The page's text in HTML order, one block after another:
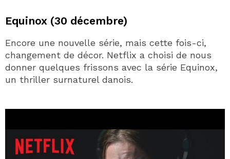
Equinox (30 décembre)
Encore une nouvelle série, mais cette fois-ci,
changement de décor. Netflix a choisi de nous
donner quelques frissons avec la série Equinox,
un thriller surnaturel danois.